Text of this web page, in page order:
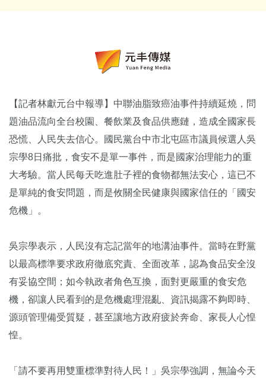
【記者林獻元台中報導】中聯油脂致癌油事件持續延燒，問
題油品流向全台校園、餐飲業及食品供應鏈，造成全國家長
恐慌、人民失去信心。國民黨台中市北屯區市議員候選人吳
宗學8日痛批，食安不是單一事件，而是國家治理能力的重
大考驗。當人民每天吃進肚子裡的食物都無法安心，這已不
是單純的食安問題，而是攸關全民健康與國家信任的「國安
危機」。
吳宗學表示，人民沒有忘記當年的地溝油事件。當時在野黨
以最高標準要求政府徹底究責、全面改革，認為食品安全沒
有妥協空間；如今執政者角色互換，面對更嚴重的食安危
機，卻讓人民看到的是危機處理混亂、資訊揭露不夠即時、
源頭管理備受質疑，甚至讓地方政府疲於奔命、家長人心惶
惶。
「請不要再用雙重標準對待人民！」吳宗學強調，無論今天